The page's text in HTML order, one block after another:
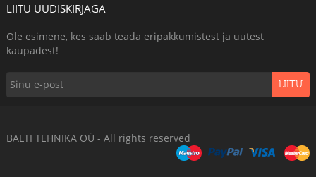
LIITU UUDISKIRJAGA
Ole esimene, kes saab teada eripakkumistest ja uutest
kaupadest!
LIITU
BALTI TEHNIKA OÜ - All rights reserved